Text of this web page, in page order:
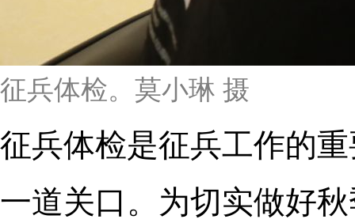
征兵体检。莫小琳 摄
征兵体检是征兵工作的
一道关口。为切实做好